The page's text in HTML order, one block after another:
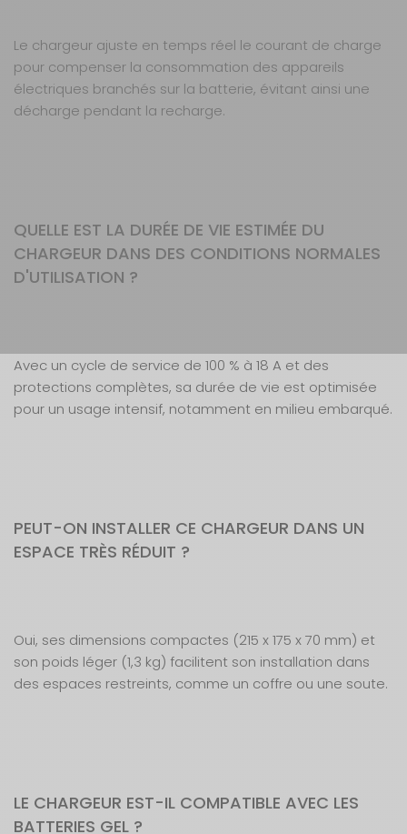
Le chargeur ajuste en temps réel le courant de charge
pour compenser la consommation des appareils
électriques branchés sur la batterie, évitant ainsi une
décharge pendant la recharge.
QUELLE EST LA DURÉE DE VIE ESTIMÉE DU
CHARGEUR DANS DES CONDITIONS NORMALES
D'UTILISATION ?
Avec un cycle de service de 100 % à 18 A et des
protections complètes, sa durée de vie est optimisée
pour un usage intensif, notamment en milieu embarqué.
PEUT-ON INSTALLER CE CHARGEUR DANS UN
ESPACE TRÈS RÉDUIT ?
Oui, ses dimensions compactes (215 x 175 x 70 mm) et
son poids léger (1,3 kg) facilitent son installation dans
des espaces restreints, comme un coffre ou une soute.
LE CHARGEUR EST-IL COMPATIBLE AVEC LES
BATTERIES GEL ?